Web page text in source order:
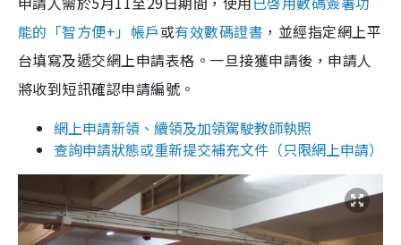
能的「智方便+」帳戶或有效數碼證書 ，並經指定網上平
台填寫及遞交網上申請表格。一旦接獲申請後，申請人
將收到短訊確認申請編號。
網上申請新領、續領及加領駕駛教師執照
查詢申請狀態或重新提交補充文件（只限網上申請）